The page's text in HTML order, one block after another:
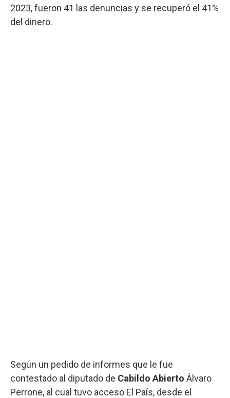
2023, fueron 41 las denuncias y se recuperó el 41%
del dinero.
Según un pedido de informes que le fue
contestado al diputado de Cabildo Abierto Álvaro
Perrone, al cual tuvo acceso El País, desde el